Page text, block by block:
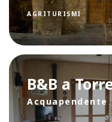
AGRITURISMI
B&B a
Acquapendente